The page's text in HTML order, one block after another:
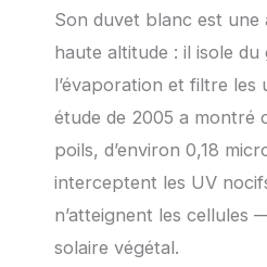
Son duvet blanc est une
haute altitude : il isole du
l’évaporation et filtre les
étude de 2005 a montré
poils, d’environ 0,18
interceptent les UV
n’atteignent les cellules
solaire végétal.